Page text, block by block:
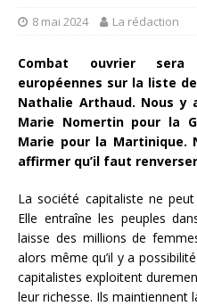
8 mai 2024 La rédaction
Combat ouvrier
européennes sur la liste
Nathalie Arthaud. Nous y
Marie Nomertin pour la
Marie pour la Martinique.
affirmer qu’il faut
La société capitaliste ne peut
Elle entraîne les peuples
laisse des millions de
alors même qu’il y a
capitalistes exploitent
leur richesse. Ils maintiennent